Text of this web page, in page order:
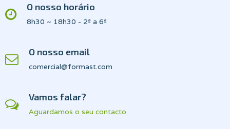
O nosso horário
8h30 ~ 18h30 - 2ª a 6ª
O nosso email
comercial@formast.com
Vamos falar?
Aguardamos o seu contacto